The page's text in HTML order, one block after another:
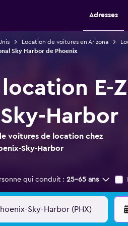
Adresses
Location de voitures en Arizona
Sky Harbor de Phoenix
E-
Harbor
voitures de location chez
Sky-Harbor
qui conduit : 25-65 ans